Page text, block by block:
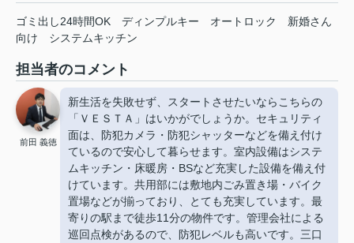
ゴミ出し24時間OK ディンプルキー オートロック
新婚さん
向け
システムキッチン
担当者のコメント
前田 義徳
新生活を失敗せず、スタートさせたいならこちらの
「ＶＥＳＴＡ」はいかがでしょうか。セキュリティ
面は、防犯カメラ・防犯シャッターなどを備え付け
ているので安心して暮らせます。室内設備はシステ
ムキッチン・床暖房・BSなど充実した設備を備え付
けています。共用部には敷地内ごみ置き場・バイク
置場などが揃っており、とても充実しています。最
寄りの駅まで徒歩11分の物件です。管理会社による
巡回点検があるので、防犯レベルも高いです。三口